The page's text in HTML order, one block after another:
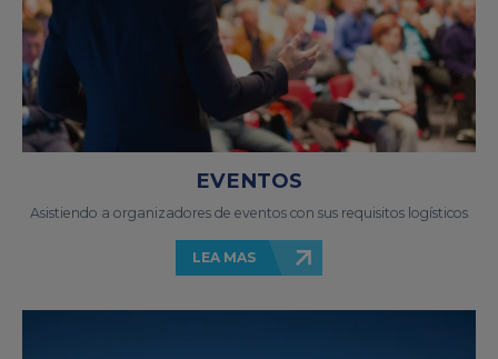
EVENTOS
Asistiendo a organizadores de eventos con sus requisitos logísticos
LEA MAS